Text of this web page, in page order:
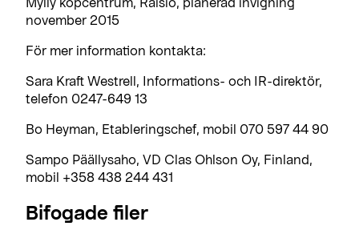
november 2015
För mer information kontakta:
Sara Kraft Westrell, Informations- och IR-direktör,
telefon 0247-649 13
Bo Heyman, Etableringschef, mobil 070 597 44 90
Sampo Päällysaho, VD Clas Ohlson Oy, Finland,
mobil +358 438 244 431
Bifogade filer